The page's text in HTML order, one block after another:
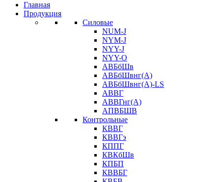
Главная
Продукция
Силовые
NUM-J
NYM-J
NYY-J
NYY-O
АВБбШв
АВБбШвнг(А)
АВБбШвнг(А)-LS
АВВГ
АВВГнг(А)
АПВБШВ
Контрольные
КВВГ
КВВГэ
КППГ
КВКбШв
КПБП
КВВБГ